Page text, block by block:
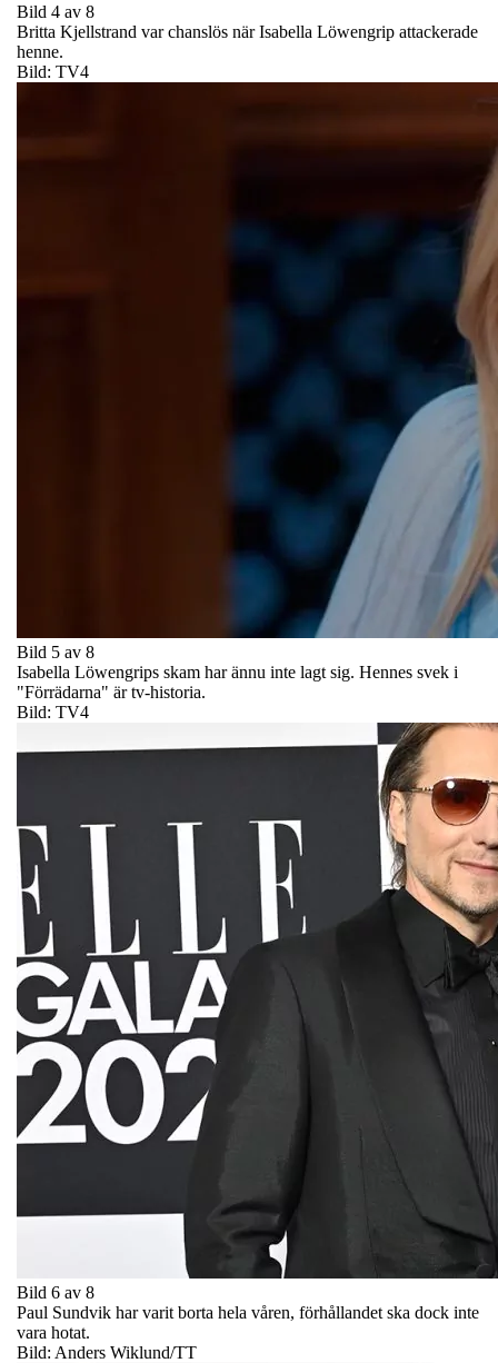
Bild 4 av 8
Britta Kjellstrand var chanslös när Isabella Löwengrip attackerade
henne.
Bild: TV4
Bild 5 av 8
Isabella Löwengrips skam har ännu inte lagt sig. Hennes svek i
"Förrädarna" är tv-historia.
Bild: TV4
Bild 6 av 8
Paul Sundvik har varit borta hela våren, förhållandet ska dock inte
vara hotat.
Bild: Anders Wiklund/TT